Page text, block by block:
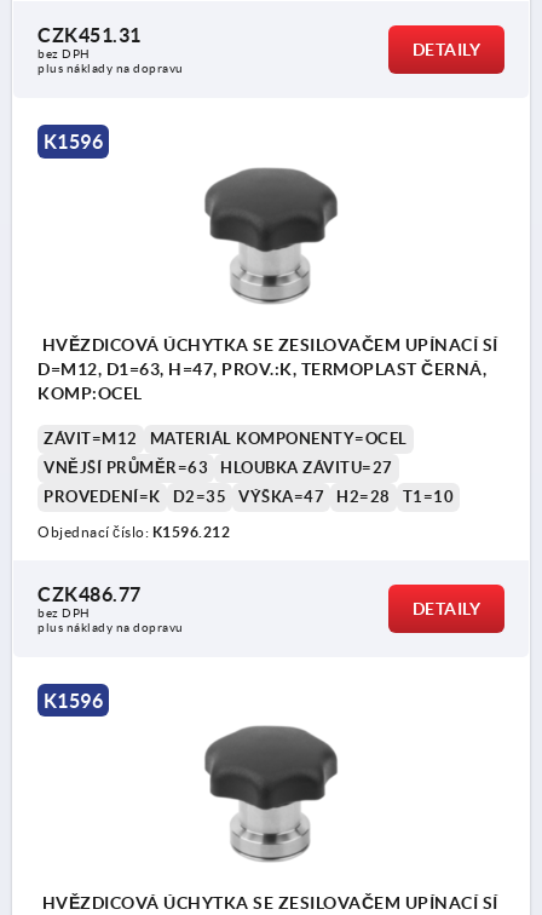
CZK451.31
bez DPH
plus náklady na dopravu
DETAILY
K1596
HVĚZDICOVÁ ÚCHYTKA SE ZESILOVAČEM UPÍNACÍ SÍ
D=M12, D1=63, H=47, PROV.:K, TERMOPLAST ČERNÁ,
KOMP:OCEL
ZÁVIT=M12
MATERIÁL KOMPONENTY=OCEL
VNĚJŠÍ PRŮMĚR=63
HLOUBKA ZÁVITU=27
PROVEDENÍ=K
D2=35 VÝŠKA=47 H2=28 T1=10
Objednací číslo: K1596.212
CZK486.77
bez DPH
plus náklady na dopravu
DETAILY
K1596
HVĚZDICOVÁ ÚCHYTKA SE ZESILOVAČEM UPÍNACÍ SÍ